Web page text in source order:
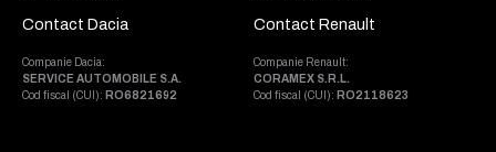
Contact Dacia
Companie Dacia:
SERVICE AUTOMOBILE S.A.
Cod fiscal (CUI): RO6821692
Contact Renault
Companie Renault:
CORAMEX S.R.L.
Cod fiscal (CUI): RO2118623